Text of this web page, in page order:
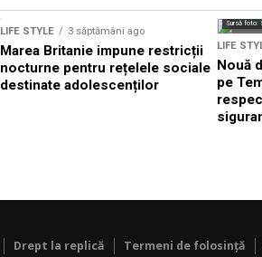
Sursă foto: Shutterstock
LIFE STYLE 3 săptămâni ago
Marea Britanie impune restricții
nocturne pentru rețelele sociale
destinate adolescenților
Sursă foto:
LIFE
Nouă
pe
Drept la replică Termeni de folosință